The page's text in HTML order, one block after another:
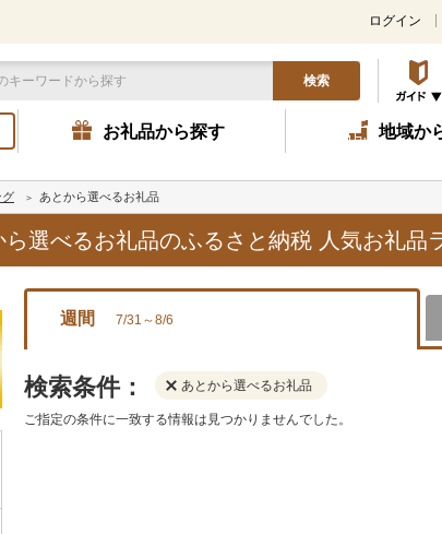
ログイン
検索
お礼品から探す 地域か
グ あとから選べるお礼品
ら選べるお礼品のふるさと納税 人気お礼品
週間 7/31～8/6
検索条件： あとから選べるお礼品
ご指定の条件に一致する情報は見つかりませんでした。